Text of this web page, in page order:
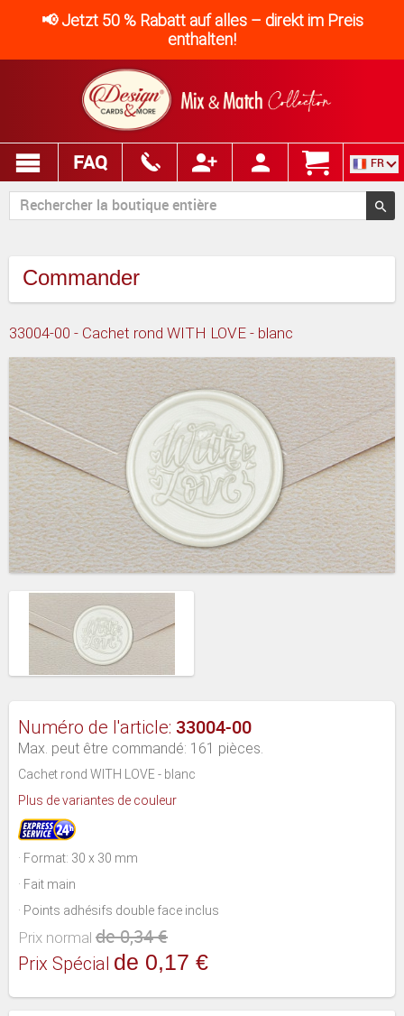
📢 Jetzt 50 % Rabatt auf alles – direkt im Preis
enthalten!
FAQ FR
Commander
33004-00 - Cachet rond WITH LOVE - blanc
Numéro de l'article: 33004-00
Max. peut être commandé: 161 pièces.
Cachet rond WITH LOVE - blanc
Plus de variantes de couleur
· Format: 30 x 30 mm
· Fait main
· Points adhésifs double face inclus
Prix normal de 0,34 €
Prix Spécial de 0,17 €